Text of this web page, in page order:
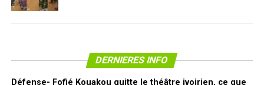
DERNIERES INFO
Défense- Fofié Kouakou quitte le théâtre ivoirien, ce que